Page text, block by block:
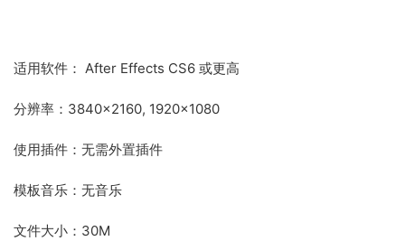
适用软件： After Effects CS6 或更高
分辨率：3840×2160, 1920×1080
使用插件：无需外置插件
模板音乐：无音乐
文件大小：30M